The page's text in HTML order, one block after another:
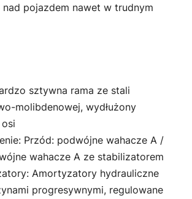
pojazdem nawet w trudnym
sztywna rama ze stali
molibdenowej, wydłużony
Przód: podwójne wahacze A /
wahacze A ze stabilizatorem
Amortyzatory hydrauliczne
progresywnymi, regulowane